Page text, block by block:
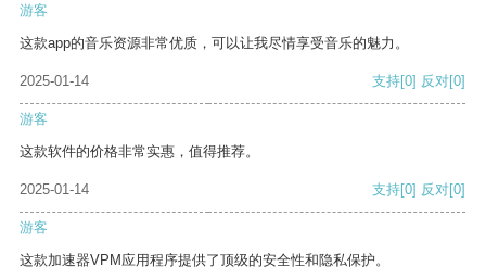
游客
这款app的音乐资源非常优质，可以让我尽情享受音乐的魅力。
2025-01-14 支持[0] 反对[0]
游客
这款软件的价格非常实惠，值得推荐。
2025-01-14 支持[0] 反对[0]
游客
这款加速器VPM应用程序提供了顶级的安全性和隐私保护。